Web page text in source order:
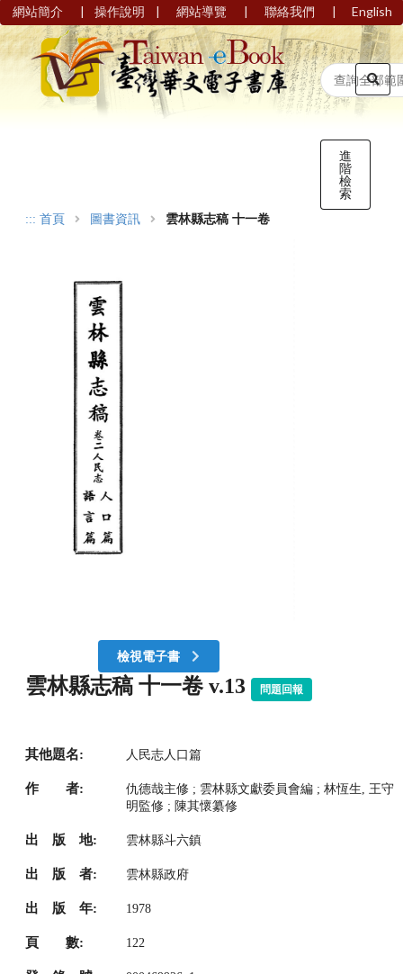
網站簡介 | 操作說明 | 網站導覽 | 聯絡我們 | English
進
階
檢
索
::: 首頁 圖書資訊 雲林縣志稿 十一卷
檢視電子書
雲林縣志稿 十一卷 v.13 問題回報
其他題名: 人民志人口篇
作 者:
仇德哉主修 ; 雲林縣文獻委員會編 ; 林恆生, 王守
明監修 ; 陳其懷纂修
出 版 地: 雲林縣斗六鎮
出 版 者: 雲林縣政府
出 版 年: 1978
頁 數: 122